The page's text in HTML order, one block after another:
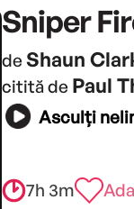
Sniper
de Shaun
citită de Paul
Asculți
7h 3m